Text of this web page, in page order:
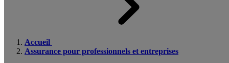
Accueil
Assurance pour professionnels et entreprises